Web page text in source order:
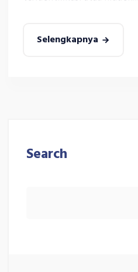
Selengkapnya
Search